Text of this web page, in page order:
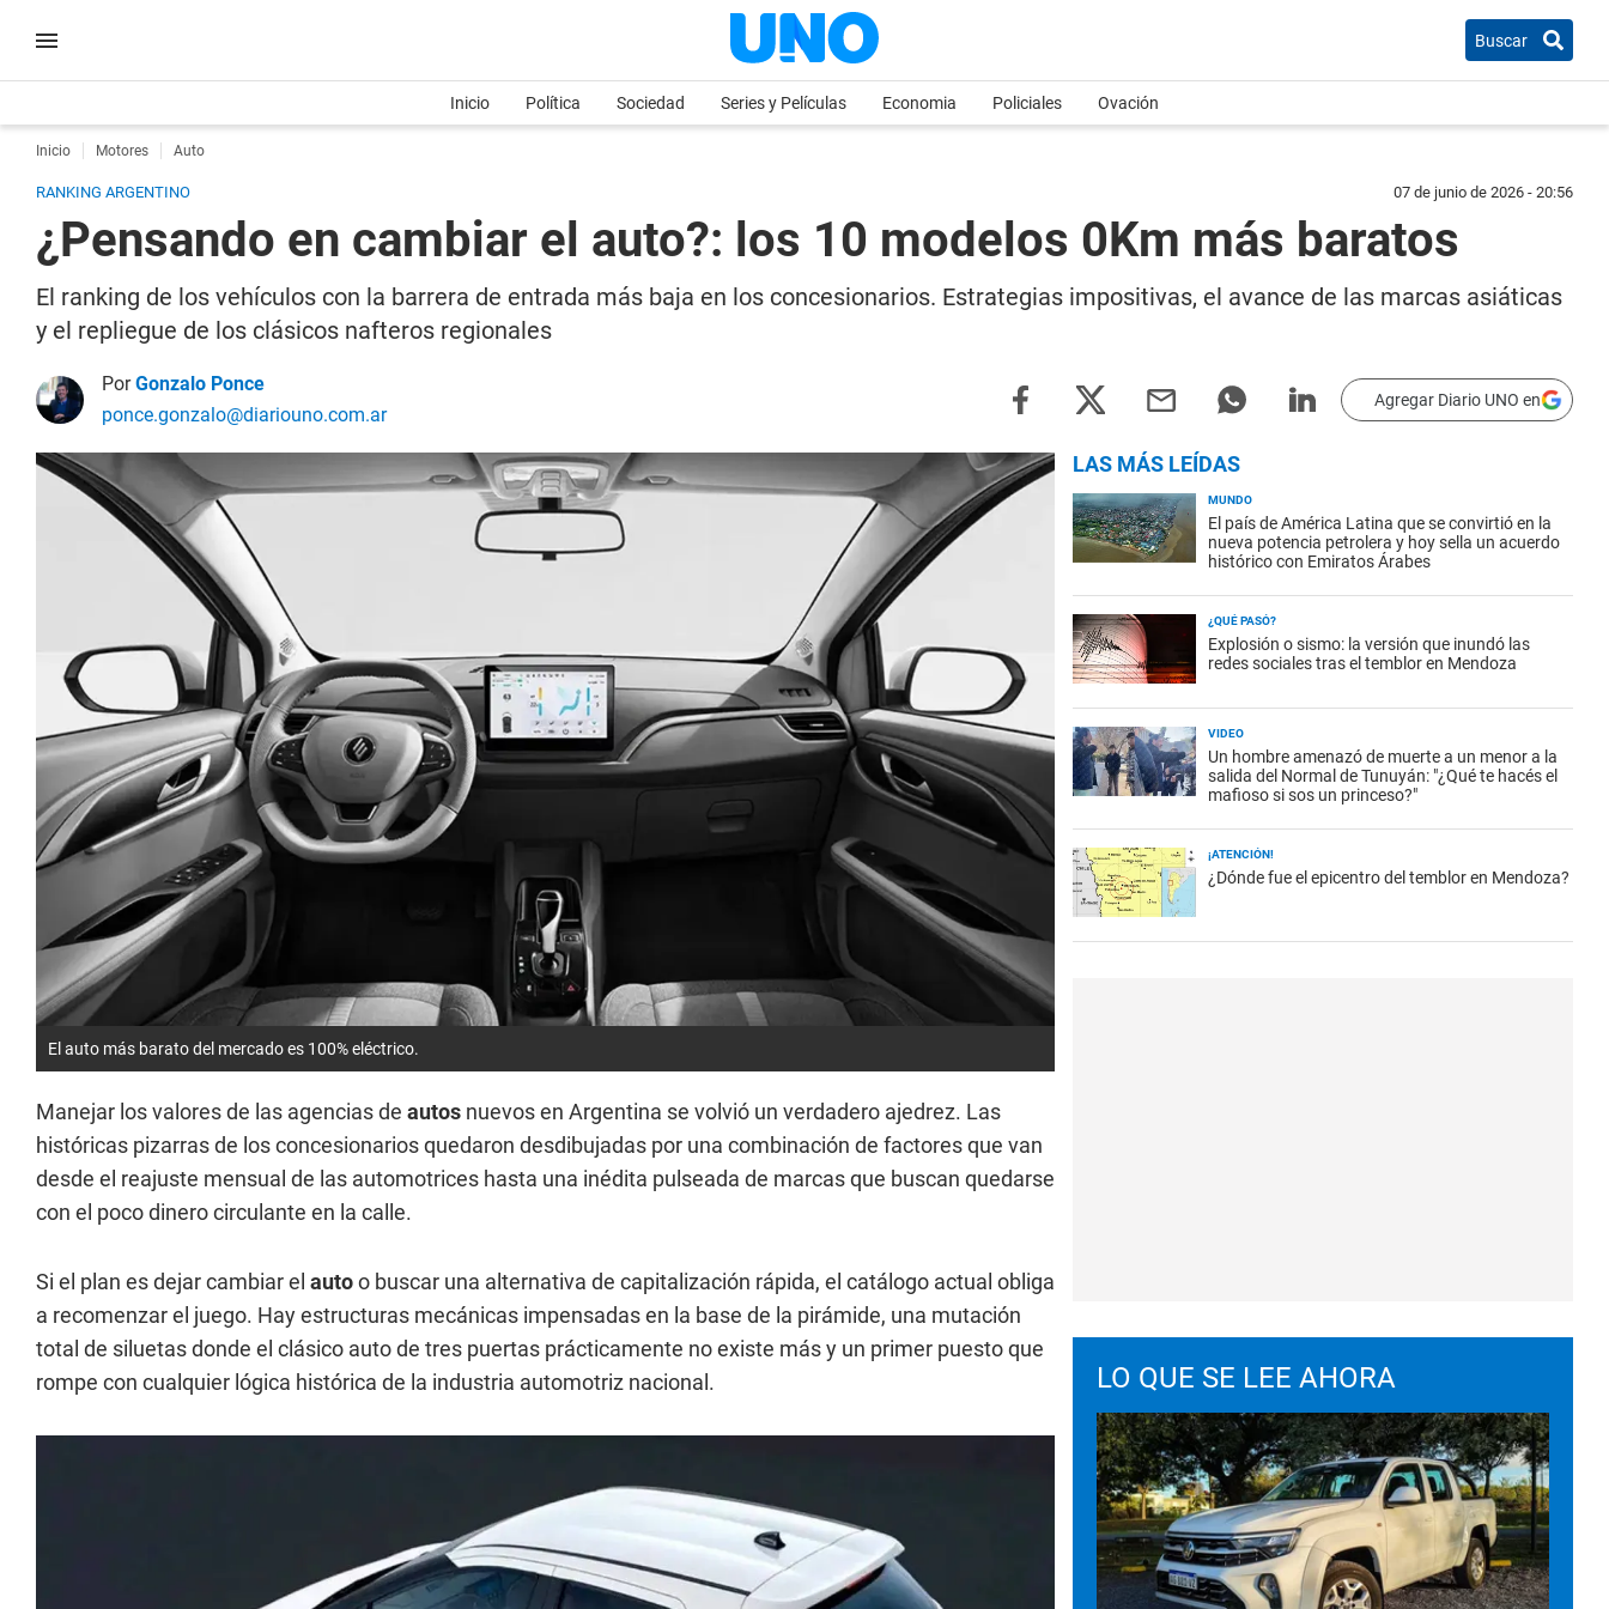
Buscar
Inicio Política Sociedad Series y Películas Economia Policiales Ovación
Inicio Motores Auto
RANKING ARGENTINO 07 de junio de 2026 - 20:56
¿Pensando en cambiar el auto?: los 10 modelos 0Km más baratos
El ranking de los vehículos con la barrera de entrada más baja en los concesionarios. Estrategias impositivas, el avance de las marcas asiáticas
y el repliegue de los clásicos nafteros regionales
PorGonzalo Ponce
ponce.gonzalo@diariouno.com.ar
Agregar Diario UNO en
El auto más barato del mercado es 100% eléctrico.
Manejar los valores de las agencias de autos nuevos en Argentina se volvió un verdadero ajedrez. Las
históricas pizarras de los concesionarios quedaron desdibujadas por una combinación de factores que van
desde el reajuste mensual de las automotrices hasta una inédita pulseada de marcas que buscan quedarse
con el poco dinero circulante en la calle.
Si el plan es dejar cambiar el autoo buscar una alternativa de capitalización rápida, el catálogo actual obliga
a recomenzar el juego. Hay estructuras mecánicas impensadas en la base de la pirámide, una mutación
total de siluetas donde el clásico auto de tres puertas prácticamente no existe más y un primer puesto que
rompe con cualquier lógica histórica de la industria automotriz nacional.
LAS MÁS LEÍDAS
MUNDO
El país de América Latina que se convirtió en la
nueva potencia petrolera y hoy sella un acuerdo
histórico con Emiratos Árabes
¿QUÉ PASÓ?
Explosión o sismo: la versión que inundó las
redes sociales tras el temblor en Mendoza
VIDEO
Un hombre amenazó de muerte a un menor a la
salida del Normal de Tunuyán: "¿Qué te hacés el
mafioso si sos un princeso?"
¡ATENCIÓN!
¿Dónde fue el epicentro del temblor en Mendoza?
LO QUE SE LEE AHORA